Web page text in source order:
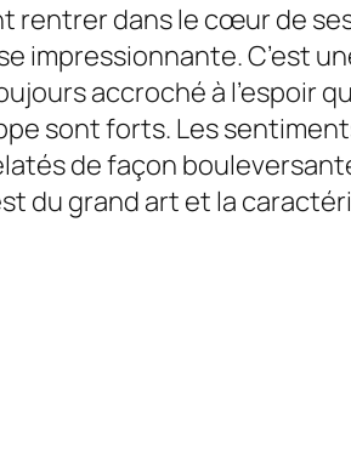
rentrer dans le cœur de
impressionnante. C’est
accroché à l’espoir
sont forts. Les
de façon
du grand art et la